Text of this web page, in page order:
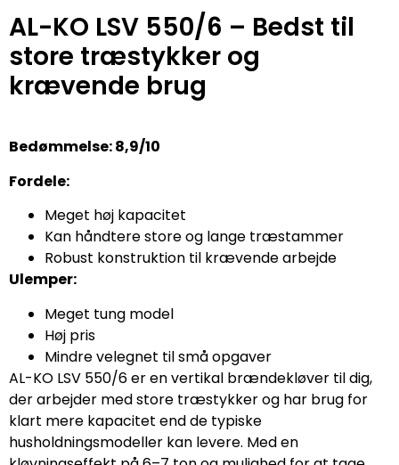
AL-KO LSV 550/6 – Bedst til
store træstykker og
krævende brug
Bedømmelse: 8,9/10
Fordele:
Meget høj kapacitet
Kan håndtere store og lange træstammer
Robust konstruktion til krævende arbejde
Ulemper:
Meget tung model
Høj pris
Mindre velegnet til små opgaver
AL-KO LSV 550/6 er en vertikal brændekløver til dig,
der arbejder med store træstykker og har brug for
klart mere kapacitet end de typiske
husholdningsmodeller kan levere. Med en